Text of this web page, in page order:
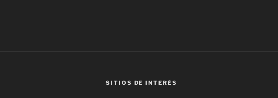
SITIOS DE INTERÉS